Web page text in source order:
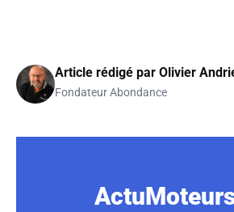
Article rédigé par Olivier
Fondateur Abondance